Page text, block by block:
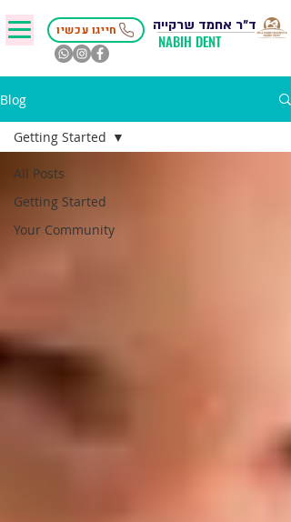
NABIH DENT
ד״ר אחמד שרקייה חייגו עכשיו
Blog
All Posts
Getting Started
Your Community
Getting Started